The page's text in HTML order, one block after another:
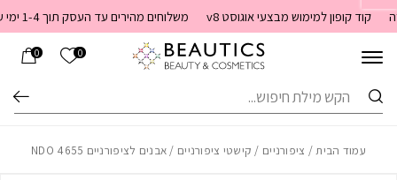
Skip to Content
קוד קופון למימוש מבצעי אוגוסט v8 משלוחים מהירים עד העסק תוך 1-4 ימי עסקים. משלוחים חינם מעל 399 שקלים חדש באתר! ניתן לשלם במזומן לשליח בעת המסירה
0 הרשימה
0
חיפוש
עמוד הבית/ ציפורניים / קישטי ציפורניים / אבנים לציפורניים NDO 4655
בחזרה למעלה